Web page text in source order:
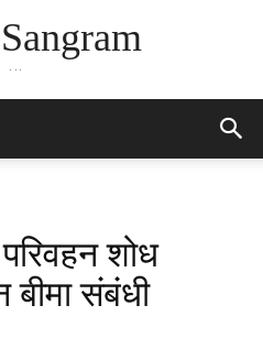
शोध
बीमा संबंधी